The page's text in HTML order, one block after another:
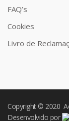
FAQ’s
Cookies
Livro de
Copyright © 2020
Desenvolvido por